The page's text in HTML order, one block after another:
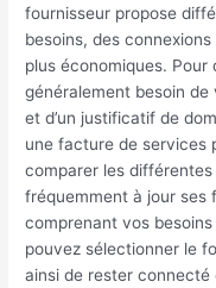
fournisseur propose
besoins, des
plus économiques.
généralement besoin de
et d’un justificatif de
une facture de services
comparer les
fréquemment à jour ses
comprenant vos
pouvez sélectionner le
ainsi de rester connecté